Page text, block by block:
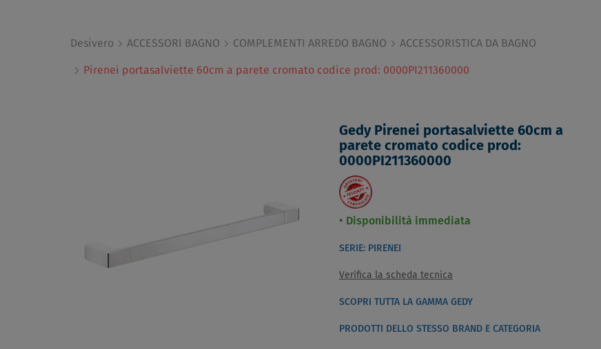
Desivero ACCESSORI BAGNO COMPLEMENTI ARREDO BAGNO
ACCESSORISTICA DA BAGNO
Pirenei portasalviette 60cm a parete cromato codice prod: 0000PI211360000
Gedy Pirenei portasalviette 60cm a
parete cromato codice prod:
0000PI211360000
Disponibilità immediata
SERIE: PIRENEI
Verifica la scheda tecnica
SCOPRI TUTTA LA GAMMA GEDY
PRODOTTI DELLO STESSO BRAND E CATEGORIA